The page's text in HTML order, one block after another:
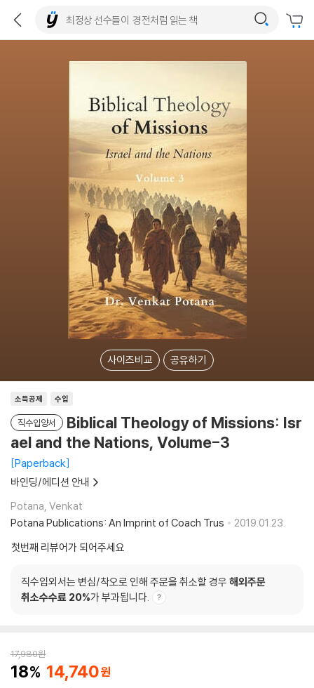
사이즈비교 공유하기
소득공제 수입
직수입양서
Biblical Theology of Missions: Isr
ael and the Nations, Volume-3
Paperback
바인딩/에디션 안내
Potana, Venkat
Potana Publications: An Imprint of Coach Trus
2019.01.23.
첫번째 리뷰어가 되어주세요
직수입외서는 변심/착오로 인해 주문을 취소할 경우 해외주문
취소수수료 20%가 부과됩니다.
17,980원
18 14,740